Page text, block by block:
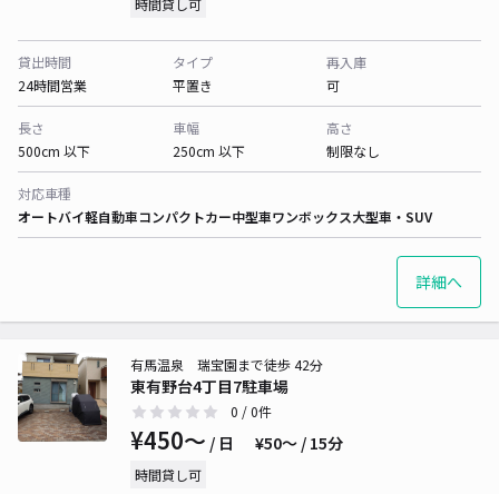
時間貸し可
貸出時間
24時間営業
タイプ
平置き
再入庫
可
長さ
500cm 以下
車幅
250cm 以下
高さ
制限なし
対応車種
オートバイ軽自動車コンパクトカー中型車ワンボックス大型車・SUV
詳細へ
東有野台4丁目7駐車場
有馬温泉 瑞宝園まで徒歩 42分
0 / 0件
¥450〜 / 日 ¥50〜 / 15分
時間貸し可